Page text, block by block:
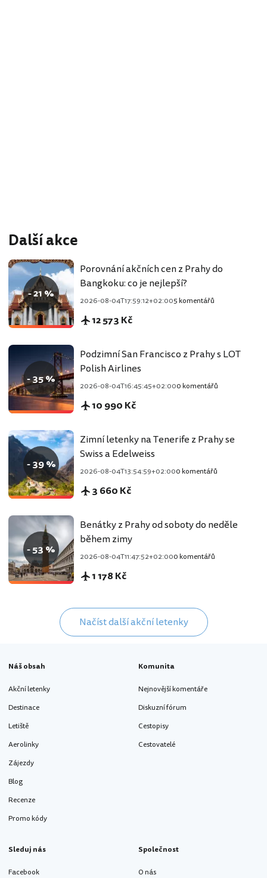
Další akce
- 21 %
Porovnání akčních cen z Prahy do
Bangkoku: co je nejlepší?
2026-08-04T17:59:12+02:005 komentářů
12 573 Kč
- 35 %
Podzimní San Francisco z Prahy s LOT
Polish Airlines
2026-08-04T16:45:45+02:000 komentářů
10 990 Kč
- 39 %
Zimní letenky na Tenerife z Prahy se
Swiss a Edelweiss
2026-08-04T13:54:59+02:000 komentářů
3 660 Kč
- 53 %
Benátky z Prahy od soboty do neděle
během zimy
2026-08-04T11:47:52+02:000 komentářů
1 178 Kč
Načíst další akční letenky
Náš obsah
Akční letenky
Destinace
Letiště
Aerolinky
Zájezdy
Blog
Recenze
Promo kódy
Komunita
Nejnovější komentáře
Diskuzní fórum
Cestopisy
Cestovatelé
Sleduj nás
Facebook
Společnost
O nás